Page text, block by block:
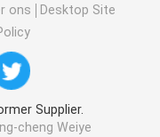
ons
Desktop Site
Supplier.
cheng Weiye